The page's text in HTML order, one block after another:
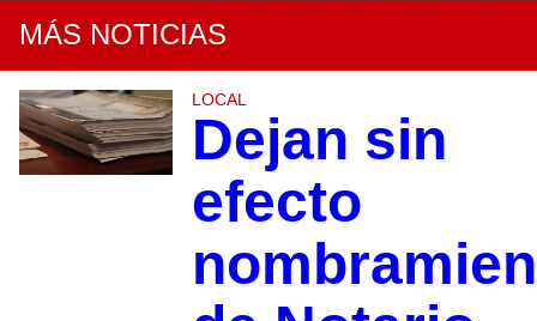
MÁS NOTICIAS
LOCAL
Dejan sin
efecto